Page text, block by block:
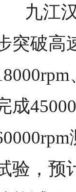
九江汉
突破高
成
验，预